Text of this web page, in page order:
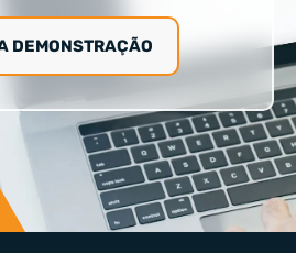
DEMONSTRAÇÃO